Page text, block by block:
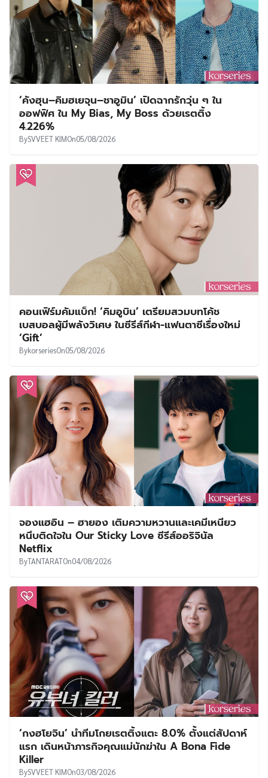
‘คังฮุน–คิมฮเยจุน–ชาอูมิน’ เปิดฉากรักวุ่น ๆ ใน
ออฟฟิศ ใน My Bias, My Boss ด้วยเรตติ้ง
4.226%
BySVVEET KIMOn05/08/2026
คอนเฟิร์มคัมแบ็ก! ‘คิมอูบิน’ เตรียมสวมบทโค้ช
เบสบอลผู้มีพลังวิเศษ ในซีรีส์กีฬา-แฟนตาซีเรื่องใหม่
‘Gift’
BykorseriesOn05/08/2026
จองแฮอิน – ฮายอง เติมความหวานและเคมีเหนียว
หนึบติดใจใน Our Sticky Love ซีรีส์ออริจินัล
Netflix
ByTANTARATOn04/08/2026
‘กงฮโยจิน’ นำทีมโกยเรตติ้งแตะ 8.0% ตั้งแต่สัปดาห์
แรก เดินหน้าภารกิจคุณแม่นักฆ่าใน A Bona Fide
Killer
BySVVEET KIMOn03/08/2026